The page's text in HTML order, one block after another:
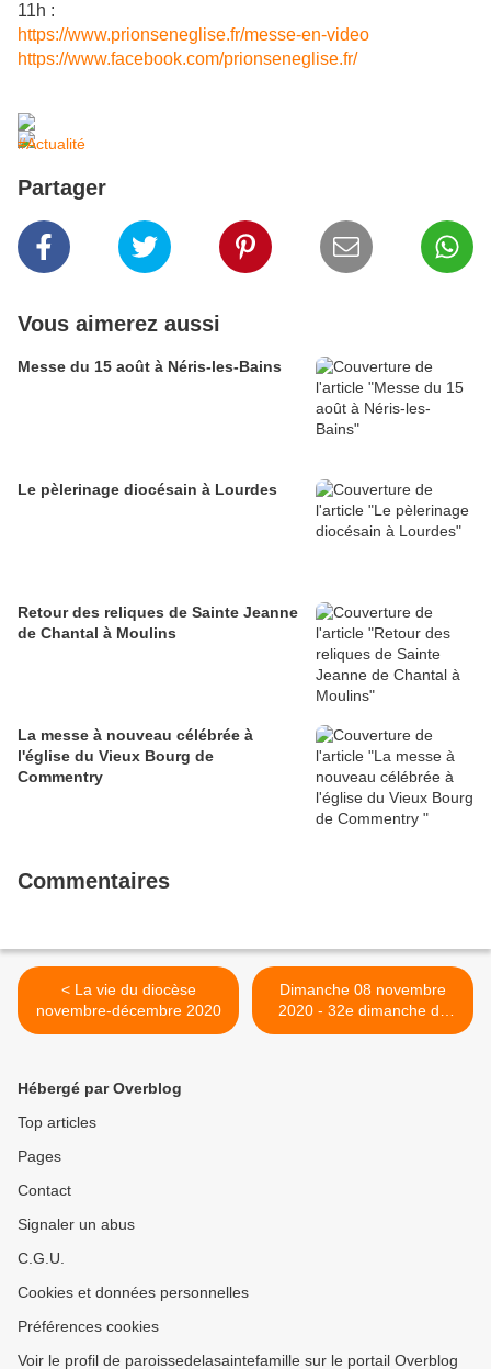
11h :
https://www.prionseneglise.fr/messe-en-video
https://www.facebook.com/prionseneglise.fr/
#Actualité
Partager
Vous aimerez aussi
Messe du 15 août à Néris-les-Bains
Le pèlerinage diocésain à Lourdes
Retour des reliques de Sainte Jeanne
de Chantal à Moulins
La messe à nouveau célébrée à
l'église du Vieux Bourg de
Commentry
Commentaires
< La vie du diocèse
novembre-décembre 2020
Dimanche 08 novembre
2020 - 32e dimanche du
Temps Ordinaire >
Hébergé par Overblog
Top articles
Pages
Contact
Signaler un abus
C.G.U.
Cookies et données personnelles
Préférences cookies
Voir le profil de paroissedelasaintefamille sur le portail Overblog